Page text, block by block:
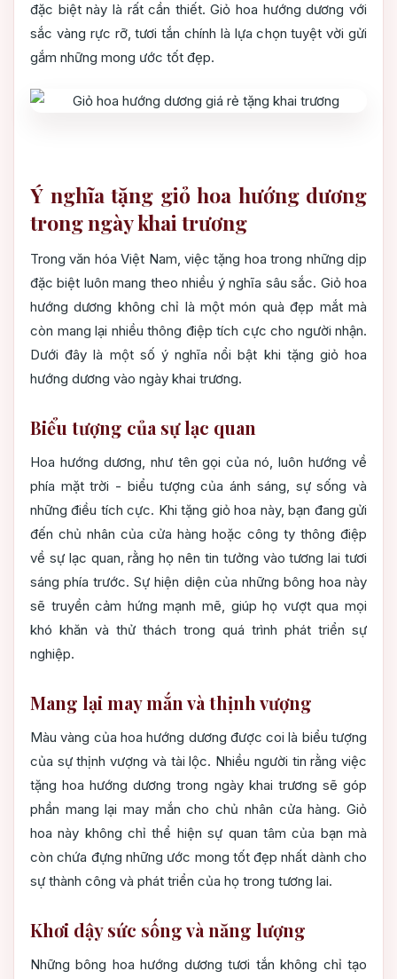
đặc biệt này là rất cần thiết. Giỏ hoa hướng dương với
sắc vàng rực rỡ, tươi tắn chính là lựa chọn tuyệt vời gửi
gắm những mong ước tốt đẹp.
Ý nghĩa tặng giỏ hoa hướng dương
trong ngày khai trương
Trong văn hóa Việt Nam, việc tặng hoa trong những dịp
đặc biệt luôn mang theo nhiều ý nghĩa sâu sắc. Giỏ hoa
hướng dương không chỉ là một món quà đẹp mắt mà
còn mang lại nhiều thông điệp tích cực cho người nhận.
Dưới đây là một số ý nghĩa nổi bật khi tặng giỏ hoa
hướng dương vào ngày khai trương.
Biểu tượng của sự lạc quan
Hoa hướng dương, như tên gọi của nó, luôn hướng về
phía mặt trời - biểu tượng của ánh sáng, sự sống và
những điều tích cực. Khi tặng giỏ hoa này, bạn đang gửi
đến chủ nhân của cửa hàng hoặc công ty thông điệp
về sự lạc quan, rằng họ nên tin tưởng vào tương lai tươi
sáng phía trước. Sự hiện diện của những bông hoa này
sẽ truyền cảm hứng mạnh mẽ, giúp họ vượt qua mọi
khó khăn và thử thách trong quá trình phát triển sự
nghiệp.
Mang lại may mắn và thịnh vượng
Màu vàng của hoa hướng dương được coi là biểu tượng
của sự thịnh vượng và tài lộc. Nhiều người tin rằng việc
tặng hoa hướng dương trong ngày khai trương sẽ góp
phần mang lại may mắn cho chủ nhân cửa hàng. Giỏ
hoa này không chỉ thể hiện sự quan tâm của bạn mà
còn chứa đựng những ước mong tốt đẹp nhất dành cho
sự thành công và phát triển của họ trong tương lai.
Khơi dậy sức sống và năng lượng
Những bông hoa hướng dương tươi tắn không chỉ tạo